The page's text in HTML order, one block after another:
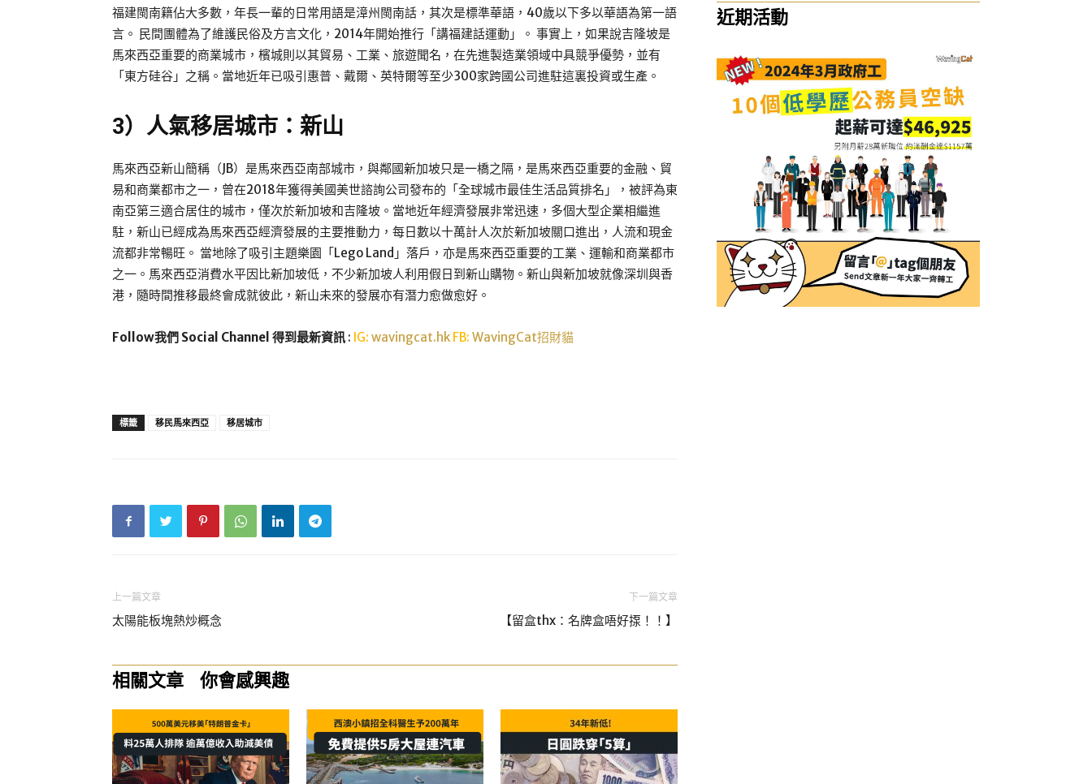
福建閩南籍佔大多數，年長一輩的日常用語是漳州閩南話，其次是標準華語，40歲以下多以華語為第一語
言。 民間團體為了維護民俗及方言文化，2014年開始推行「講福建話運動」。 事實上，如果說吉隆坡是
馬來西亞重要的商業城市，檳城則以其貿易、工業、旅遊聞名，在先進製造業領域中具競爭優勢，並有
「東方硅谷」之稱。當地近年已吸引惠普、戴爾、英特爾等至少300家跨國公司進駐這裏投資或生產。
3）人氣移居城市：新山
馬來西亞新山簡稱（JB）是馬來西亞南部城市，與鄰國新加坡只是一橋之隔，是馬來西亞重要的金融、貿
易和商業都市之一，曾在2018年獲得美國美世諮詢公司發布的「全球城市最佳生活品質排名」，被評為東
南亞第三適合居住的城市，僅次於新加坡和吉隆坡。當地近年經濟發展非常迅速，多個大型企業相繼進
駐，新山已經成為馬來西亞經濟發展的主要推動力，每日數以十萬計人次於新加坡關口進出，人流和現金
流都非常暢旺。 當地除了吸引主題樂園「Lego Land」落戶，亦是馬來西亞重要的工業、運輸和商業都市
之一。馬來西亞消費水平因比新加坡低，不少新加坡人利用假日到新山購物。新山與新加坡就像深圳與香
港，隨時間推移最終會成就彼此，新山未來的發展亦有潛力愈做愈好。
Follow我們 Social Channel 得到最新資訊 : IG: wavingcat.hkFB: WavingCat招財貓
標籤 移民馬來西亞 移居城市
上一篇文章
太陽能板塊熱炒概念
下一篇文章
【留盒thx：名牌盒唔好揼！！】
相關文章 你會感興趣
近期活動